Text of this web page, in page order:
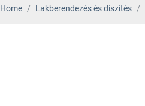
Home Lakberendezés és díszítés